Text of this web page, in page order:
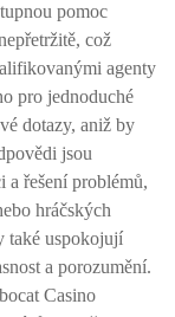
pomoc
což
agenty
pro jednoduché
dotazy, aniž by
jsou
řešení problémů,
hráčských
také uspokojují
a porozumění.
Casino